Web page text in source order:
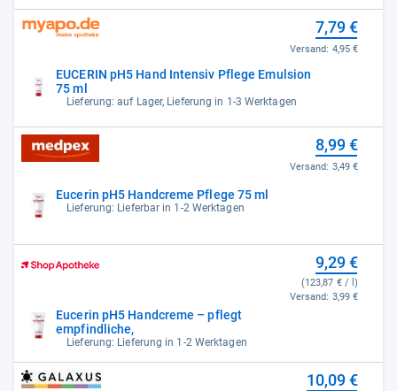
EUCERIN pH5 Hand Intensiv Pflege Emulsion
75 ml
Lieferung: auf Lager, Lieferung in 1-3 Werktagen
7,79 €
Versand: 4,95 €
Eucerin pH5 Handcreme Pflege 75 ml
Lieferung: Lieferbar in 1-2 Werktagen
8,99 €
Versand: 3,49 €
Eucerin pH5 Handcreme – pflegt
empfindliche,
Lieferung: Lieferung in 1-2 Werktagen
9,29 €
(123,87 € / l)
Versand: 3,99 €
10,09 €